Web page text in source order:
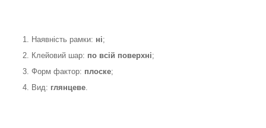
1. Наявність рамки: ні;
2. Клейовий шар: по всій поверхні;
3. Форм фактор: плоске;
4. Вид: глянцеве.